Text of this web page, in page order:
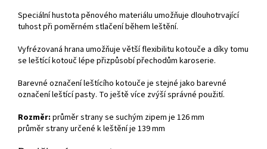
Speciální hustota pěnového materiálu umožňuje dlouhotrvající
tuhost při poměrném stlačení během leštění.
Vyfrézovaná hrana umožňuje větší flexibilitu kotouče a díky tomu
se leštící kotouč lépe přizpůsobí přechodům karoserie.
Barevné označení leštícího kotouče je stejné jako barevné
označení leštící pasty. To ještě více zvýší správné použití.
Rozměr: průměr strany se suchým zipem je 126 mm
průměr strany určené k leštění je 139 mm